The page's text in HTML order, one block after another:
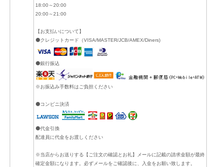
18:00～20:00
20:00～21:00
【お支払いについて】
⚫クレジットカード（VISA/MASTER/JCB/AMEX/Diners)
⚫銀行振込
※お振込み手数料はご負担ください
⚫コンビニ決済
⚫代金引換
配達員に代金をお渡しください
※当店からお送りする【ご注文の確認とお礼】メールに記載の請求金額が最終
確定金額になります。必ずメールをご確認後に、入金をお願い致します。